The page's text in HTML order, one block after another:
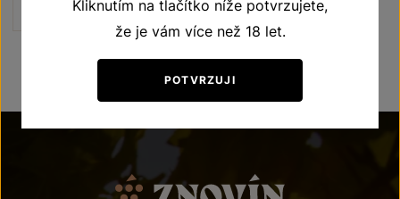
1 100Kč
Kliknutím na tlačítko níže potvrzujete,
že je vám více než 18 let.
POTVRZUJI